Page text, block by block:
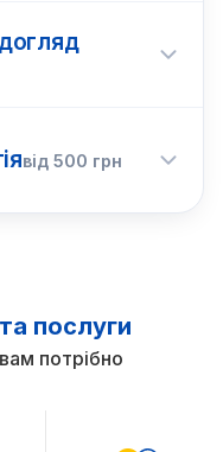
від500 грн
послуги
потрібно